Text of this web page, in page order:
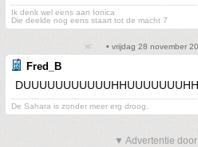
Ik denk wel eens aan Ionica
Die deelde nog eens staart tot de macht 7
• vrijdag 28 november
Fred_B
De Sahara is zonder meer erg droog.
▼ Advertentie